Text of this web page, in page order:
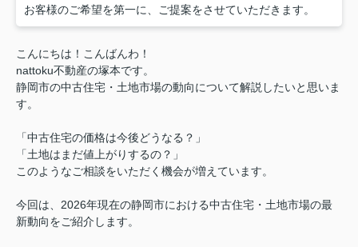
お客様のご希望を第一に、ご提案をさせていただきます。
こんにちは！こんばんわ！
nattoku不動産の塚本です。
静岡市の中古住宅・土地市場の動向について解説したいと思いま
す。
「中古住宅の価格は今後どうなる？」
「土地はまだ値上がりするの？」
このようなご相談をいただく機会が増えています。
今回は、2026年現在の静岡市における中古住宅・土地市場の最
新動向をご紹介します。